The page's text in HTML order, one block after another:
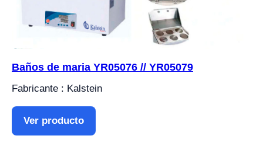
Baños de maria YR05076 // YR05079
Fabricante : Kalstein
Ver producto